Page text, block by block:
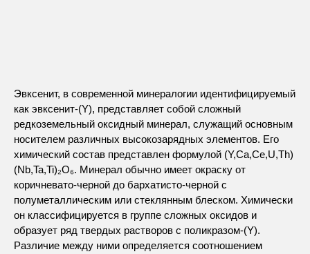
Эвксенит, в современной минералогии идентифицируемый
как эвксенит-(Y), представляет собой сложный
редкоземельный оксидный минерал, служащий основным
носителем различных высокозарядных элементов. Его
химический состав представлен формулой (Y,Ca,Ce,U,Th)
(Nb,Ta,Ti)₂O₆. Минерал обычно имеет окраску от
коричневато-черной до бархатисто-черной с
полуметаллическим или стеклянным блеском. Химически
он классифицируется в группе сложных оксидов и
образует ряд твердых растворов с поликразом-(Y).
Различие между ними определяется соотношением